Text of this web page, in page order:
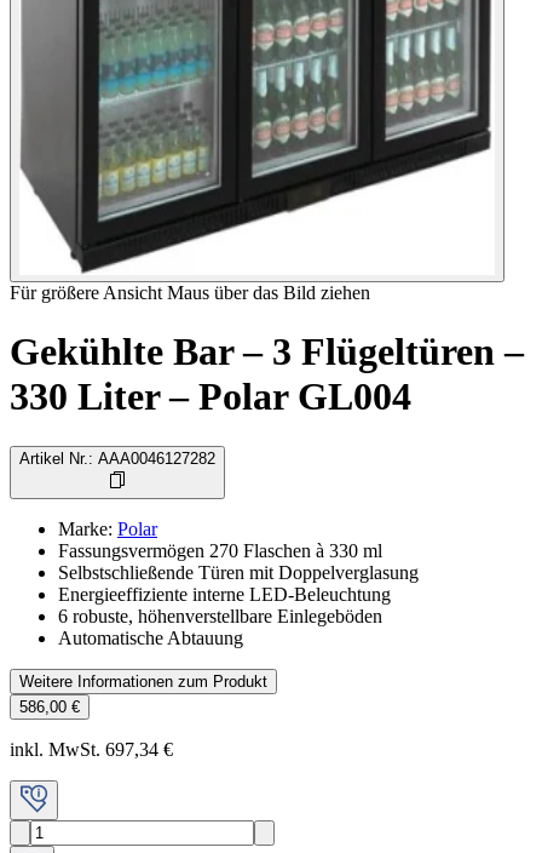
Für größere Ansicht Maus über das Bild ziehen
Gekühlte Bar – 3 Flügeltüren –
330 Liter – Polar GL004
Artikel Nr. : AAA0046127282
Marke: Polar
Fassungsvermögen 270 Flaschen à 330 ml
Selbstschließende Türen mit Doppelverglasung
Energieeffiziente interne LED-Beleuchtung
6 robuste, höhenverstellbare Einlegeböden
Automatische Abtauung
Weitere Informationen zum Produkt
586,00 €
inkl. MwSt. 697,34 €